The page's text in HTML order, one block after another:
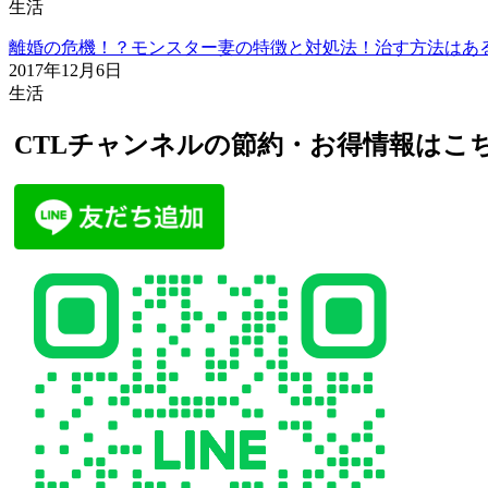
生活
離婚の危機！？モンスター妻の特徴と対処法！治す方法はあ
2017年12月6日
生活
CTLチャンネルの節約・お得情報はこ